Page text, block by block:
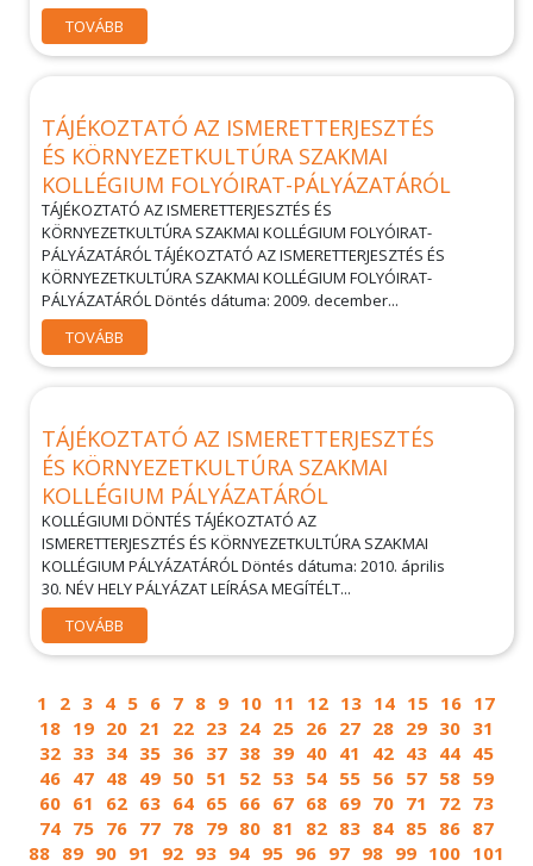
TOVÁBB
TÁJÉKOZTATÓ AZ ISMERETTERJESZTÉS
ÉS KÖRNYEZETKULTÚRA SZAKMAI
KOLLÉGIUM FOLYÓIRAT-PÁLYÁZATÁRÓL
TÁJÉKOZTATÓ AZ ISMERETTERJESZTÉS ÉS
KÖRNYEZETKULTÚRA SZAKMAI KOLLÉGIUM FOLYÓIRAT-
PÁLYÁZATÁRÓL TÁJÉKOZTATÓ AZ ISMERETTERJESZTÉS ÉS
KÖRNYEZETKULTÚRA SZAKMAI KOLLÉGIUM FOLYÓIRAT-
PÁLYÁZATÁRÓL Döntés dátuma: 2009. december...
TOVÁBB
TÁJÉKOZTATÓ AZ ISMERETTERJESZTÉS
ÉS KÖRNYEZETKULTÚRA SZAKMAI
KOLLÉGIUM PÁLYÁZATÁRÓL
KOLLÉGIUMI DÖNTÉS TÁJÉKOZTATÓ AZ
ISMERETTERJESZTÉS ÉS KÖRNYEZETKULTÚRA SZAKMAI
KOLLÉGIUM PÁLYÁZATÁRÓL Döntés dátuma: 2010. április
30. NÉV HELY PÁLYÁZAT LEÍRÁSA MEGÍTÉLT...
TOVÁBB
1 2 3 4 5 6 7 8 9 10 11 12 13 14 15 16 17
18 19 20 21 22 23 24 25 26 27 28 29 30 31
32 33 34 35 36 37 38 39 40 41 42 43 44 45
46 47 48 49 50 51 52 53 54 55 56 57 58 59
60 61 62 63 64 65 66 67 68 69 70 71 72 73
74 75 76 77 78 79 80 81 82 83 84 85 86 87
88 89 90 91 92 93 94 95 96 97 98 99 100 101